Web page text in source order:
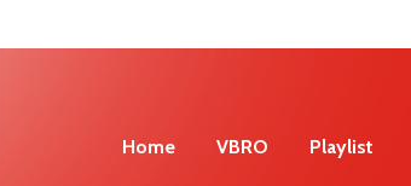
Home VBRO Playlist